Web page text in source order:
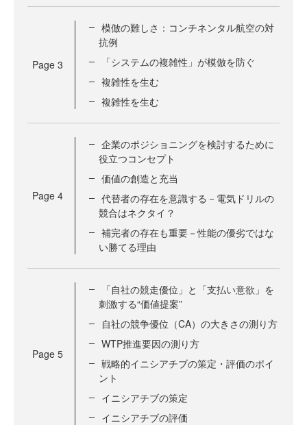
Page 3
模倣の難しさ：コンチネンタル航空の対
抗例
「システムの複雑性」が模倣を防ぐ
複雑性を生む
複雑性を生む
Page 4
企業のポジショニングを検討するために
役立つコンセプト
価値の創造と充当
代替者の存在を意識する－電気ドリルの
競合はネクタイ？
補完者の存在も重要－性能の優劣ではな
い勝てる理由
Page 5
「自社の競走優位」と「支払い意欲」を
刺激する“価値提案”
自社の競争優位（CA）の大きさの測り方
WTP推進要因の測り方
戦略的イニシアチブの策定・評価のポイ
ント
イニシアチブの策定
イニシアチブの評価